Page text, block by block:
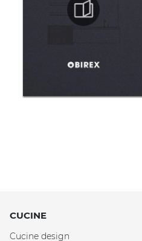
CUCINE
Cucine design